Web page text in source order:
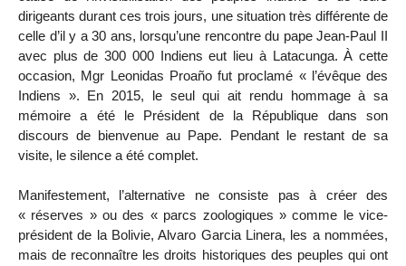
dirigeants durant ces trois jours, une situation très différente de
celle d’il y a 30 ans, lorsqu’une rencontre du pape Jean-Paul II
avec plus de 300 000 Indiens eut lieu à Latacunga. À cette
occasion, Mgr Leonidas Proaño fut proclamé « l’évêque des
Indiens ». En 2015, le seul qui ait rendu hommage à sa
mémoire a été le Président de la République dans son
discours de bienvenue au Pape. Pendant le restant de sa
visite, le silence a été complet.
Manifestement, l’alternative ne consiste pas à créer des
« réserves » ou des « parcs zoologiques » comme le vice-
président de la Bolivie, Alvaro Garcia Linera, les a nommées,
mais de reconnaître les droits historiques des peuples qui ont